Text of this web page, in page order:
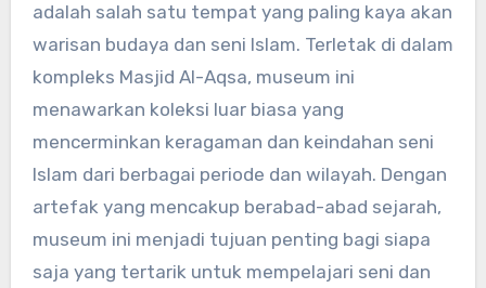
adalah salah satu tempat yang paling kaya akan
warisan budaya dan seni Islam. Terletak di dalam
kompleks Masjid Al-Aqsa, museum ini
menawarkan koleksi luar biasa yang
mencerminkan keragaman dan keindahan seni
Islam dari berbagai periode dan wilayah. Dengan
artefak yang mencakup berabad-abad sejarah,
museum ini menjadi tujuan penting bagi siapa
saja yang tertarik untuk mempelajari seni dan